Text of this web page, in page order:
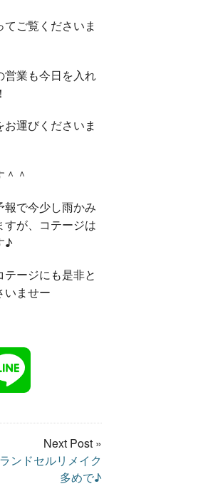
ご覧くださいま
営業も今日を入れ
運びくださいま
＾
で今少し雨かみ
すが、コテージは
♪
ージにも是非と
いませー
n
Next Post »
ランドセルリメイク
多めで♪